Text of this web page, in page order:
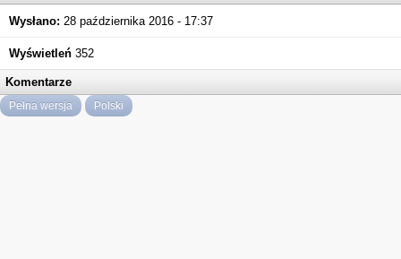
Wysłano: 28 października 2016 - 17:37
Wyświetleń 352
Komentarze
Pełna wersja Polski